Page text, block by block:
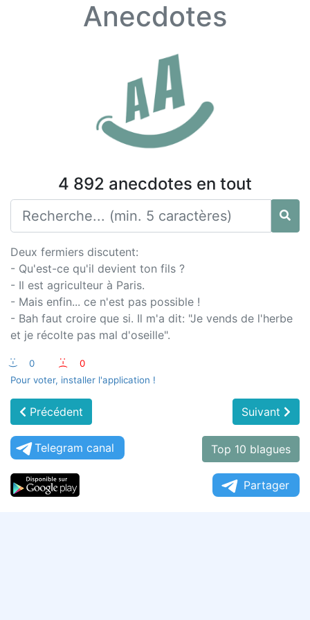
Anecdotes
4 892 anecdotes en tout
Deux fermiers discutent:
- Qu'est-ce qu'il devient ton fils ?
- Il est agriculteur à Paris.
- Mais enfin... ce n'est pas possible !
- Bah faut croire que si. Il m'a dit: "Je vends de l'herbe
et je récolte pas mal d'oseille".
:-) 0 :-(
0
Pour voter, installer l'application !
Précédent Suivant
Telegram canal Top 10 blagues
Partager